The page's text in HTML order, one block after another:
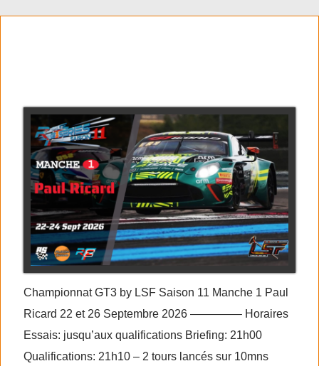
Championnat GT3 by LSF Saison 11 Manche 1 Paul
Ricard 22 et 26 Septembre 2026 ————– Horaires
Essais: jusqu’aux qualifications Briefing: 21h00
Qualifications: 21h10 – 2 tours lancés sur 10mns